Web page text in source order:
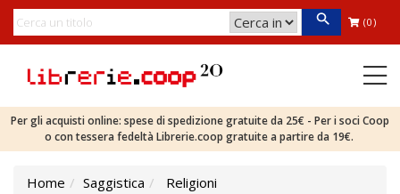
(0)
Per gli acquisti online: spese di spedizione gratuite da 25€ - Per i soci Coop
o con tessera fedeltà Librerie.coop gratuite a partire da 19€.
Home Saggistica
Religioni